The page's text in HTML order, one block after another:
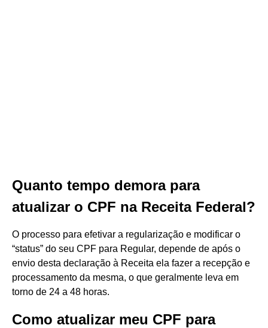
Quanto tempo demora para
atualizar o CPF na Receita Federal?
O processo para efetivar a regularização e modificar o
“status” do seu CPF para Regular, depende de após o
envio desta declaração à Receita ela fazer a recepção e
processamento da mesma, o que geralmente leva em
torno de 24 a 48 horas.
Como atualizar meu CPF para